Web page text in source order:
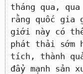
tháng qua,
rằng quốc gia
giới này có
phát thải sớm
tích, thành
đẩy mạnh sản